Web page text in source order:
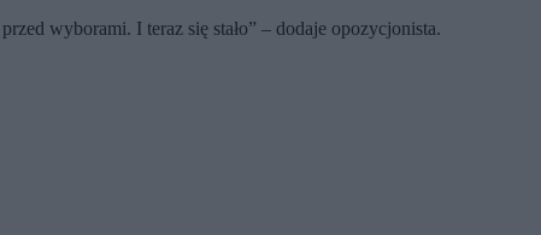
wyborami. I teraz się stało” – dodaje opozycjonista.